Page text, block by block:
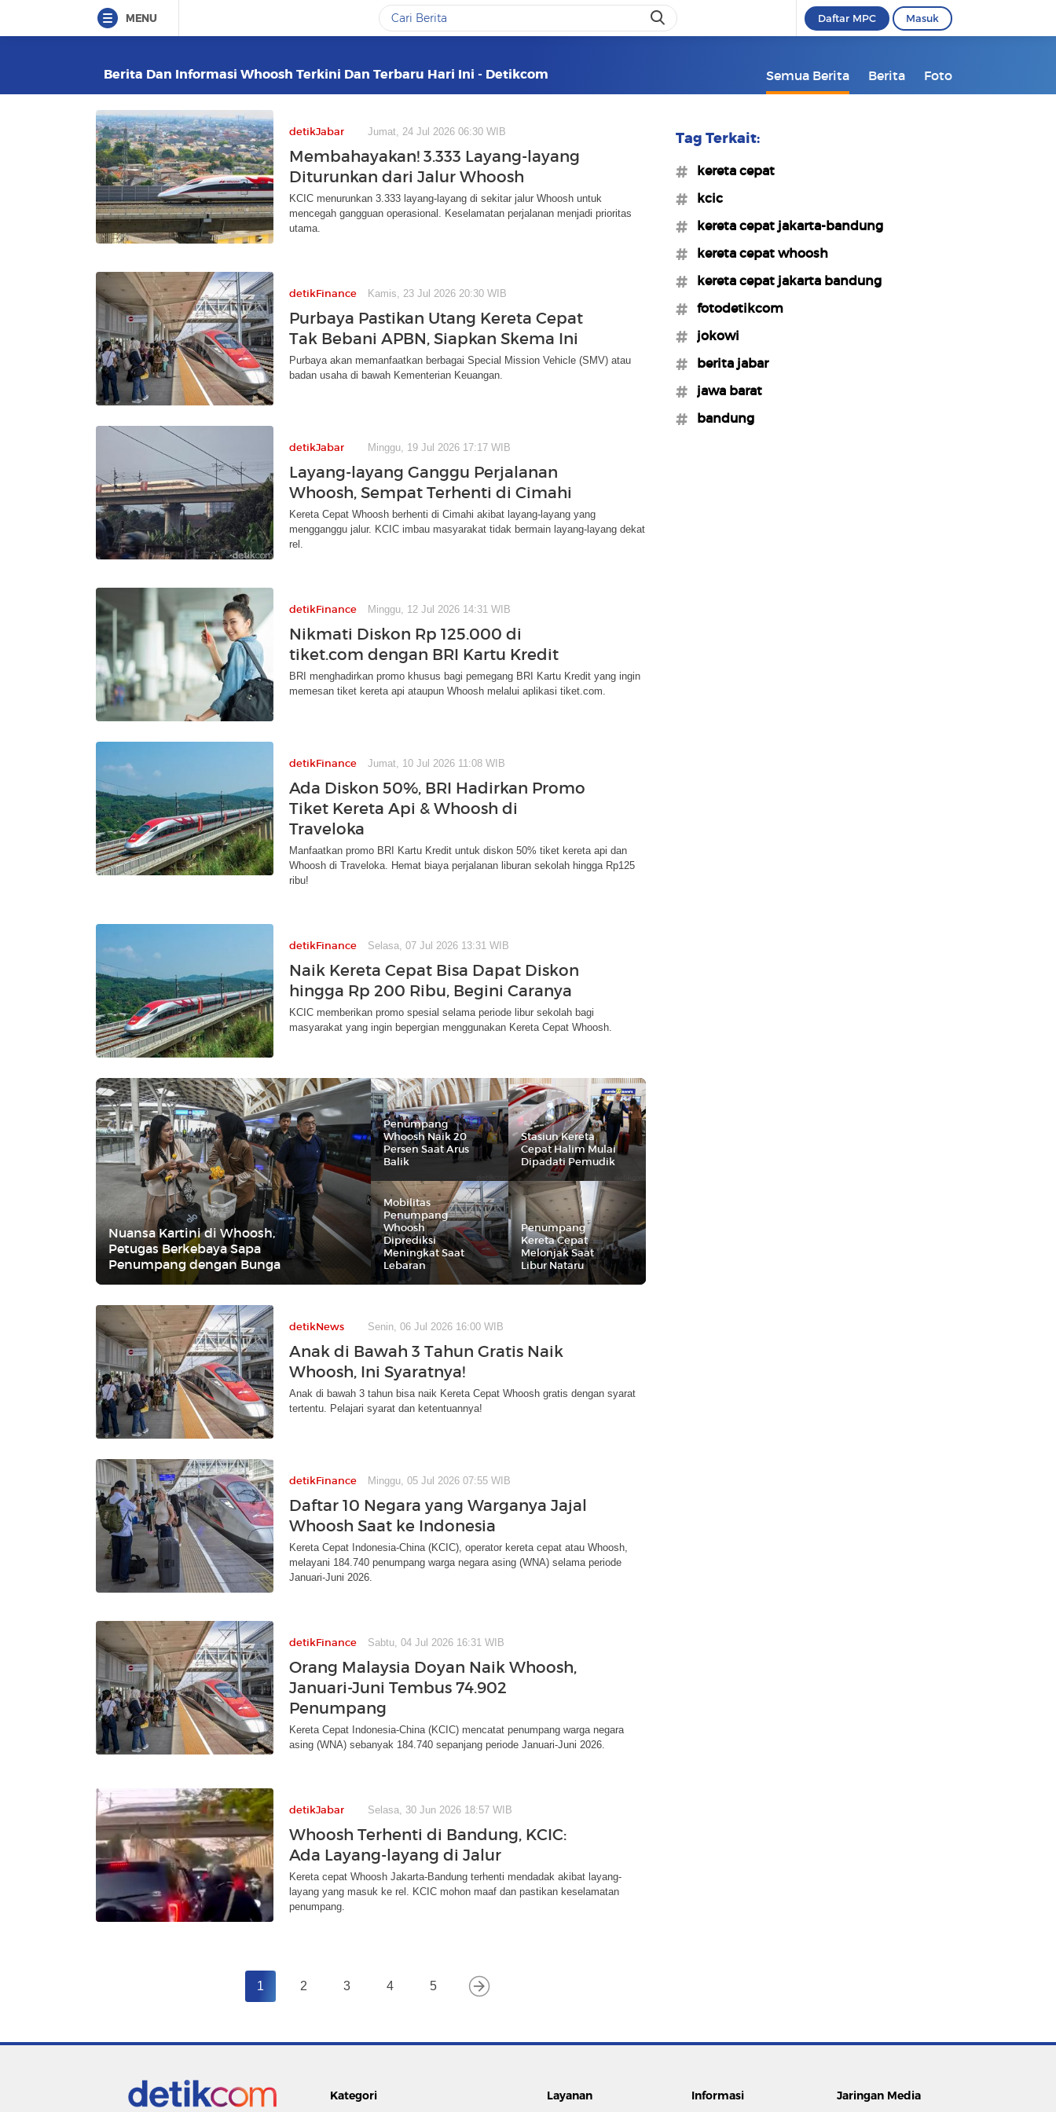
MENU Daftar MPC Masuk
Berita Dan Informasi Whoosh Terkini Dan Terbaru Hari Ini - Detikcom Semua Berita Berita Foto
detikJabar Jumat, 24 Jul 2026 06:30 WIB
Membahayakan! 3.333 Layang-layang
Diturunkan dari Jalur Whoosh
KCIC menurunkan 3.333 layang-layang di sekitar jalur Whoosh untuk
mencegah gangguan operasional. Keselamatan perjalanan menjadi prioritas
utama.
detikFinance Kamis, 23 Jul 2026 20:30 WIB
Purbaya Pastikan Utang Kereta Cepat
Tak Bebani APBN, Siapkan Skema Ini
Purbaya akan memanfaatkan berbagai Special Mission Vehicle (SMV) atau
badan usaha di bawah Kementerian Keuangan.
detikJabar Minggu, 19 Jul 2026 17:17 WIB
Layang-layang Ganggu Perjalanan
Whoosh, Sempat Terhenti di Cimahi
Kereta Cepat Whoosh berhenti di Cimahi akibat layang-layang yang
mengganggu jalur. KCIC imbau masyarakat tidak bermain layang-layang dekat
rel.
detikFinance Minggu, 12 Jul 2026 14:31 WIB
Nikmati Diskon Rp 125.000 di
tiket.com dengan BRI Kartu Kredit
BRI menghadirkan promo khusus bagi pemegang BRI Kartu Kredit yang ingin
memesan tiket kereta api ataupun Whoosh melalui aplikasi tiket.com.
detikFinance Jumat, 10 Jul 2026 11:08 WIB
Ada Diskon 50%, BRI Hadirkan Promo
Tiket Kereta Api & Whoosh di
Traveloka
Manfaatkan promo BRI Kartu Kredit untuk diskon 50% tiket kereta api dan
Whoosh di Traveloka. Hemat biaya perjalanan liburan sekolah hingga Rp125
ribu!
detikFinance Selasa, 07 Jul 2026 13:31 WIB
Naik Kereta Cepat Bisa Dapat Diskon
hingga Rp 200 Ribu, Begini Caranya
KCIC memberikan promo spesial selama periode libur sekolah bagi
masyarakat yang ingin bepergian menggunakan Kereta Cepat Whoosh.
Nuansa Kartini di Whoosh,
Petugas Berkebaya Sapa
Penumpang dengan Bunga
Penumpang
Whoosh Naik 20
Persen Saat Arus
Balik
Stasiun Kereta
Cepat Halim Mulai
Dipadati Pemudik
Mobilitas
Penumpang
Whoosh
Diprediksi
Meningkat Saat
Lebaran
Penumpang
Kereta Cepat
Melonjak Saat
Libur Nataru
detikNews Senin, 06 Jul 2026 16:00 WIB
Anak di Bawah 3 Tahun Gratis Naik
Whoosh, Ini Syaratnya!
Anak di bawah 3 tahun bisa naik Kereta Cepat Whoosh gratis dengan syarat
tertentu. Pelajari syarat dan ketentuannya!
detikFinance Minggu, 05 Jul 2026 07:55 WIB
Daftar 10 Negara yang Warganya Jajal
Whoosh Saat ke Indonesia
Kereta Cepat Indonesia-China (KCIC), operator kereta cepat atau Whoosh,
melayani 184.740 penumpang warga negara asing (WNA) selama periode
Januari-Juni 2026.
detikFinance Sabtu, 04 Jul 2026 16:31 WIB
Orang Malaysia Doyan Naik Whoosh,
Januari-Juni Tembus 74.902
Penumpang
Kereta Cepat Indonesia-China (KCIC) mencatat penumpang warga negara
asing (WNA) sebanyak 184.740 sepanjang periode Januari-Juni 2026.
detikJabar Selasa, 30 Jun 2026 18:57 WIB
Whoosh Terhenti di Bandung, KCIC:
Ada Layang-layang di Jalur
Kereta cepat Whoosh Jakarta-Bandung terhenti mendadak akibat layang-
layang yang masuk ke rel. KCIC mohon maaf dan pastikan keselamatan
penumpang.
1 2 3 4 5
Tag Terkait:
#kereta cepat
#kcic
#kereta cepat jakarta-bandung
#kereta cepat whoosh
#kereta cepat jakarta bandung
#fotodetikcom
#jokowi
#berita jabar
#jawa barat
#bandung
Kategori Layanan Informasi Jaringan Media